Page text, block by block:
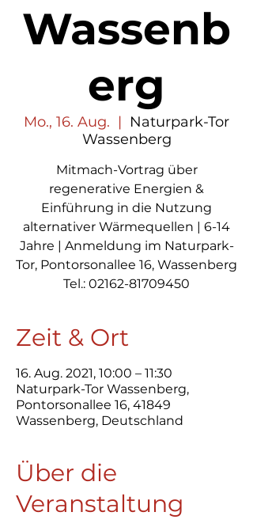
Wassenb
erg
Mo., 16. Aug.
  |
Naturpark-Tor
Wassenberg
Mitmach-Vortrag über
regenerative Energien &
Einführung in die Nutzung
alternativer Wärmequellen | 6-14
Jahre | Anmeldung im Naturpark-
Tor, Pontorsonallee 16, Wassenberg
Tel.: 02162-81709450
Zeit & Ort
16. Aug. 2021, 10:00 – 11:30
Naturpark-Tor Wassenberg,
Pontorsonallee 16, 41849
Wassenberg, Deutschland
Über die
Veranstaltung